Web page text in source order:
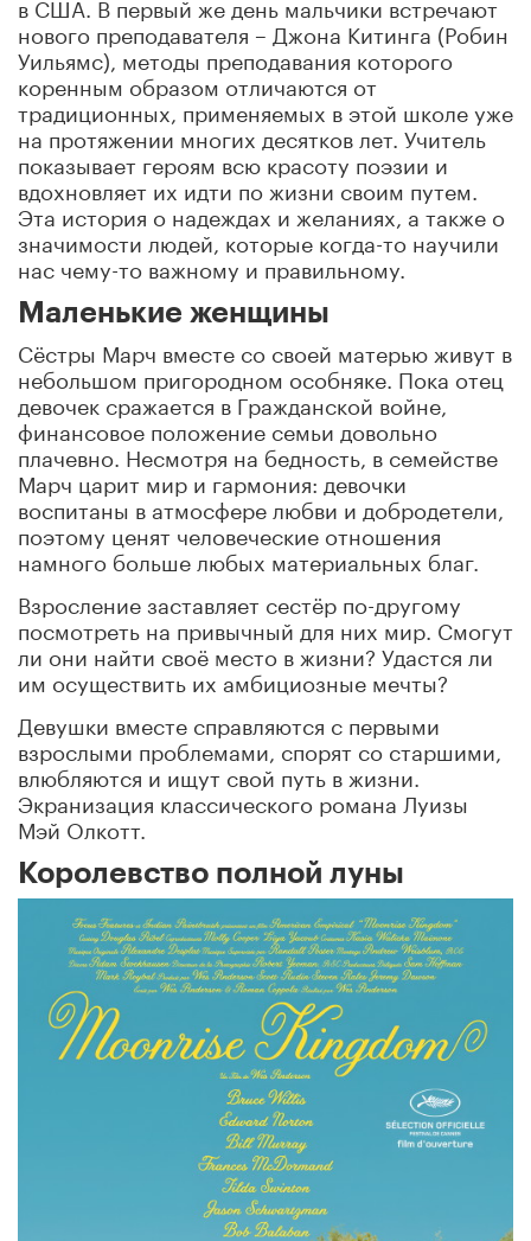
нового преподавателя – Джона Китинга (Робин
Уильямс), методы преподавания которого
коренным образом отличаются от
традиционных, применяемых в этой школе уже
на протяжении многих десятков лет. Учитель
показывает героям всю красоту поэзии и
вдохновляет их идти по жизни своим путем.
Эта история о надеждах и желаниях, а также о
значимости людей, которые когда-то научили
нас чему-то важному и правильному.
Маленькие женщины
Сёстры Марч вместе со своей матерью живут в
небольшом пригородном особняке. Пока отец
девочек сражается в Гражданской войне,
финансовое положение семьи довольно
плачевно. Несмотря на бедность, в семействе
Марч царит мир и гармония: девочки
воспитаны в атмосфере любви и добродетели,
поэтому ценят человеческие отношения
намного больше любых материальных благ.
Взросление заставляет сестёр по-другому
посмотреть на привычный для них мир. Смогут
ли они найти своё место в жизни? Удастся ли
им осуществить их амбициозные мечты?
Девушки вместе справляются с первыми
взрослыми проблемами, спорят со старшими,
влюбляются и ищут свой путь в жизни.
Экранизация классического романа Луизы
Мэй Олкотт.
Королевство полной луны